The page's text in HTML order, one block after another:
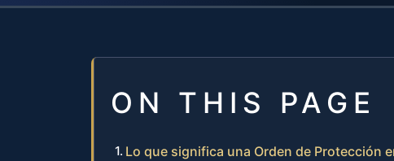
ON THIS PAGE
Lo que significa una Orden de Protección